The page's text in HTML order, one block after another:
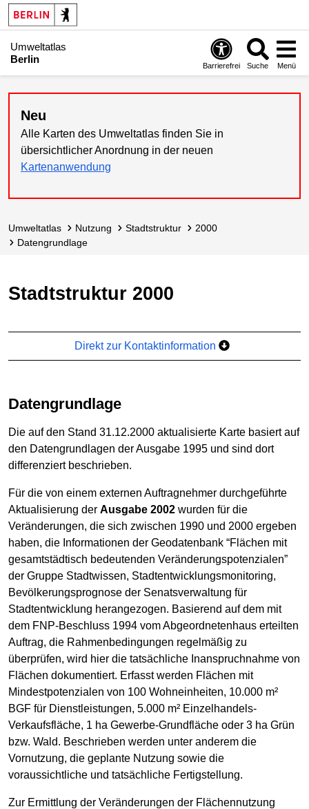
Umweltatlas
Berlin
Barrierefrei Suche Menü
Neu
Alle Karten des Umweltatlas finden Sie in
übersichtlicher Anordnung in der neuen
Kartenanwendung
Umweltatlas Nutzung Stadtstruktur
2000
Datengrundlage
Stadtstruktur 2000
Direkt zur Kontaktinformation
Datengrundlage
Die auf den Stand 31.12.2000 aktualisierte Karte basiert auf
den Datengrundlagen der Ausgabe 1995 und sind dort
differenziert beschrieben.
Für die von einem externen Auftragnehmer durchgeführte
Aktualisierung der Ausgabe 2002 wurden für die
Veränderungen, die sich zwischen 1990 und 2000 ergeben
haben, die Informationen der Geodatenbank “Flächen mit
gesamtstädtisch bedeutenden Veränderungspotenzialen”
der Gruppe Stadtwissen, Stadtentwicklungsmonitoring,
Bevölkerungsprognose der Senatsverwaltung für
Stadtentwicklung herangezogen. Basierend auf dem mit
dem FNP-Beschluss 1994 vom Abgeordnetenhaus erteilten
Auftrag, die Rahmenbedingungen regelmäßig zu
überprüfen, wird hier die tatsächliche Inanspruchnahme von
Flächen dokumentiert. Erfasst werden Flächen mit
Mindestpotenzialen von 100 Wohneinheiten, 10.000 m²
BGF für Dienstleistungen, 5.000 m² Einzelhandels-
Verkaufsfläche, 1 ha Gewerbe-Grundfläche oder 3 ha Grün
bzw. Wald. Beschrieben werden unter anderem die
Vornutzung, die geplante Nutzung sowie die
voraussichtliche und tatsächliche Fertigstellung.
Zur Ermittlung der Veränderungen der Flächennutzung